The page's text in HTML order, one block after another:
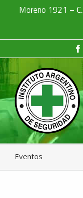
Moreno 1921 –
Eventos